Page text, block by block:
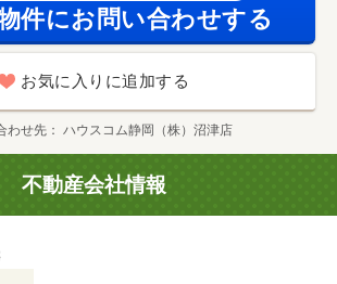
本町店（コンビニ）まで１０９０ｍ／
ー 沼津店（ホームセンター）まで１８
沼津支店（銀行）まで１３９３ｍ
件にお問い合わせする
お気に入りに追加する
わせ先 ハウスコム静岡（株）沼津店
不動産会社情報